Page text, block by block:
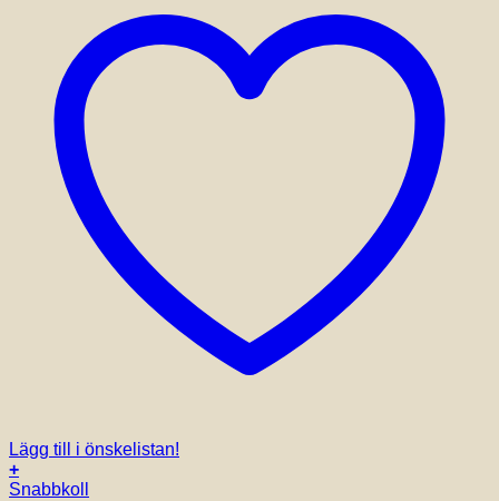
Lägg till i önskelistan!
+
Den
Snabbkoll